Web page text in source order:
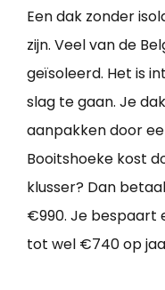
Een dak zonder
zijn. Veel van de
geïsoleerd. Het is
slag te gaan. Je
aanpakken door
Booitshoeke kost
klusser? Dan
€990. Je bespaart
tot wel €740 op